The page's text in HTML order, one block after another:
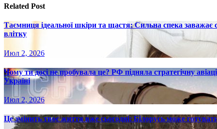
Related Post
Таємниця ідеальної шкіри та щастя: Сильна спека
влітку
Июл 2, 2026
Чому ти досі не пробувала це? РФ підняла стратегічну
Україні
Июл 2, 2026
Це змінить твоє життя вже сьогодні: Білорусь може